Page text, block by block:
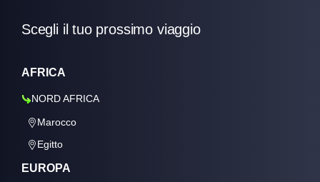
Scegli il tuo prossimo viaggio
AFRICA
NORD AFRICA
Marocco
Egitto
EUROPA